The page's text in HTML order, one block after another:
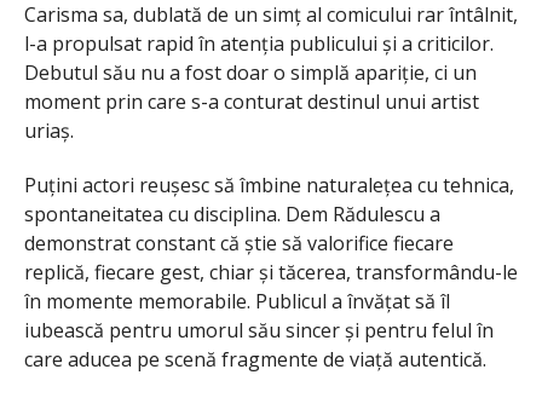
Carisma sa, dublată de un simț al comicului rar întâlnit,
l-a propulsat rapid în atenția publicului și a criticilor.
Debutul său nu a fost doar o simplă apariție, ci un
moment prin care s-a conturat destinul unui artist
uriaș.
Puțini actori reușesc să îmbine naturalețea cu tehnica,
spontaneitatea cu disciplina. Dem Rădulescu a
demonstrat constant că știe să valorifice fiecare
replică, fiecare gest, chiar și tăcerea, transformându-le
în momente memorabile. Publicul a învățat să îl
iubească pentru umorul său sincer și pentru felul în
care aducea pe scenă fragmente de viață autentică.